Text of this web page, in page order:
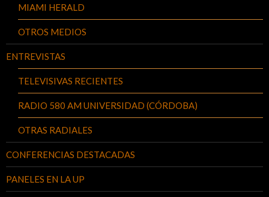
MIAMI HERALD
OTROS MEDIOS
ENTREVISTAS
TELEVISIVAS RECIENTES
RADIO 580 AM UNIVERSIDAD (CÓRDOBA)
OTRAS RADIALES
CONFERENCIAS DESTACADAS
PANELES EN LA UP